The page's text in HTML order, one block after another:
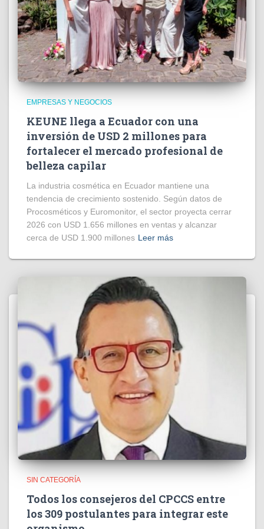
EMPRESAS Y NEGOCIOS
KEUNE llega a Ecuador con una
inversión de USD 2 millones para
fortalecer el mercado profesional de
belleza capilar
La industria cosmética en Ecuador mantiene una
tendencia de crecimiento sostenido. Según datos de
Procosméticos y Euromonitor, el sector proyecta cerrar
2026 con USD 1.656 millones en ventas y alcanzar
cerca de USD 1.900 millones Leer más
SIN CATEGORÍA
Todos los consejeros del CPCCS entre
los 309 postulantes para integrar este